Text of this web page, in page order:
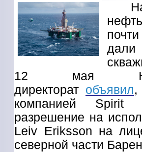
12 мая
директорат объявил,
компанией Spirit
разрешение на
Leiv Eriksson на
северной части